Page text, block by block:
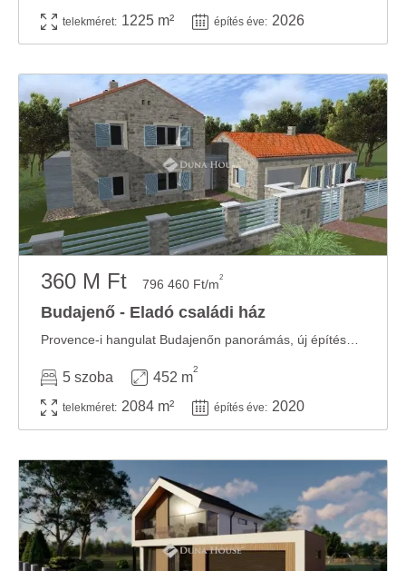
telekméret: 1225 m² építés éve: 2026
360 M Ft 796 460 Ft/m2
Budajenő - Eladó családi ház
5 szoba 452 m
2
telekméret: 2084 m² építés éve: 2020